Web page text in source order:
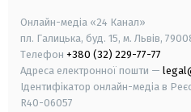
Онлайн-медіа «24 Канал»
пл. Галицька, буд. 15, м. Львів,
Телефон +380 (32) 229-77-77
Адреса електронної пошти —
Ідентифікатор онлайн-медіа в
R40-06057